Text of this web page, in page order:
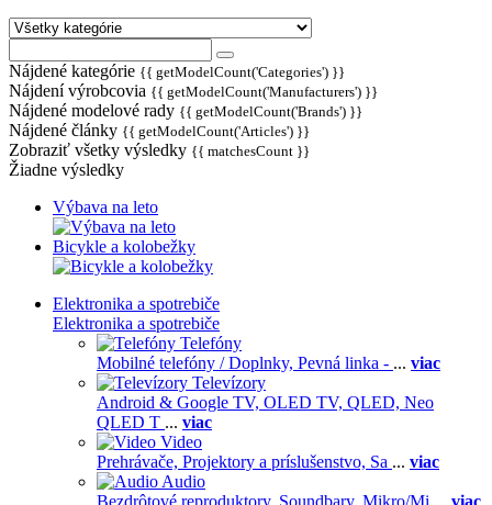
Nájdené kategórie {{ getModelCount('Categories') }}
Nájdení výrobcovia {{ getModelCount('Manufacturers') }}
Nájdené modelové rady {{ getModelCount('Brands') }}
Nájdené články {{ getModelCount('Articles') }}
Zobraziť všetky výsledky {{ matchesCount }}
Žiadne výsledky
Výbava na leto
Bicykle a kolobežky
Elektronika a spotrebiče
Elektronika a spotrebiče
Telefóny
Mobilné telefóny / Doplnky, Pevná linka - ... viac
Televízory
Android & Google TV, OLED TV, QLED, Neo
QLED T ... viac
Video
Prehrávače, Projektory a príslušenstvo, Sa ... viac
Audio
Bezdrôtové reproduktory, Soundbary, Mikro/Mi ... viac